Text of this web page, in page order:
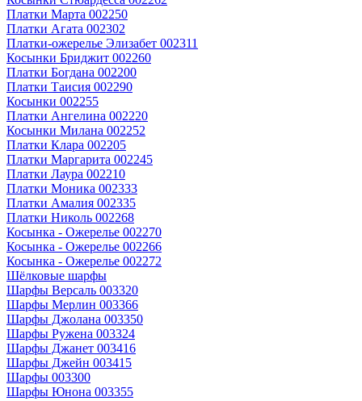
Платки Марта 002250
Платки Агата 002302
Платки-ожерелье Элизабет 002311
Косынки Бриджит 002260
Платки Богдана 002200
Платки Таисия 002290
Косынки 002255
Платки Ангелина 002220
Косынки Милана 002252
Платки Клара 002205
Платки Маргарита 002245
Платки Лаура 002210
Платки Моника 002333
Платки Амалия 002335
Платки Николь 002268
Косынка - Ожерелье 002270
Косынка - Ожерелье 002266
Косынка - Ожерелье 002272
Шёлковые шарфы
Шарфы Версаль 003320
Шарфы Мерлин 003366
Шарфы Джолана 003350
Шарфы Ружена 003324
Шарфы Джанет 003416
Шарфы Джейн 003415
Шарфы 003300
Шарфы Юнона 003355